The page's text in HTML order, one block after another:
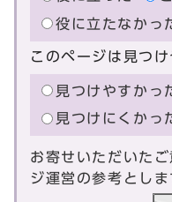
役に立たなかっ
このページは見つ
見つけやすかっ
見つけにくかっ
お寄せいただいた
ジ運営の参考としま